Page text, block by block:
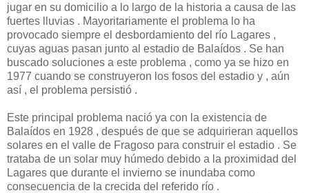
jugar en su domicilio a lo largo de la historia a causa de las
fuertes lluvias . Mayoritariamente el problema lo ha
provocado siempre el desbordamiento del río Lagares ,
cuyas aguas pasan junto al estadio de Balaídos . Se han
buscado soluciones a este problema , como ya se hizo en
1977 cuando se construyeron los fosos del estadio y , aún
así , el problema persistió .
Este principal problema nació ya con la existencia de
Balaídos en 1928 , después de que se adquirieran aquellos
solares en el valle de Fragoso para construir el estadio . Se
trataba de un solar muy húmedo debido a la proximidad del
Lagares que durante el invierno se inundaba como
consecuencia de la crecida del referido río .